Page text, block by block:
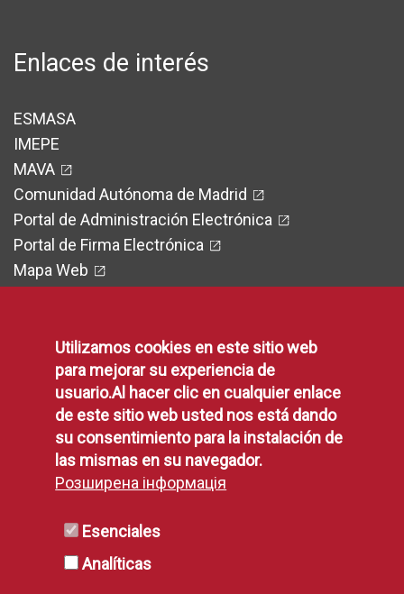
Enlaces de interés
ESMASA
IMEPE
MAVA
Comunidad Autónoma de Madrid
Portal de Administración Electrónica
Portal de Firma Electrónica
Mapa Web
Legal
Protección de Datos
Política de Privacidad
Aviso Legal
Declaración de Accesibilidad
Política de Cookies
Utilizamos cookies en este sitio web
para mejorar su experiencia de
usuario.Al hacer clic en cualquier enlace
de este sitio web usted nos está dando
su consentimiento para la instalación de
las mismas en su navegador.
Розширена інформація
Esenciales
Analíticas